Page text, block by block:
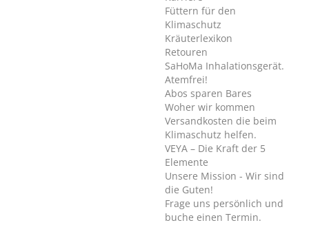
Füttern für den
Klimaschutz
Kräuterlexikon
Retouren
SaHoMa Inhalationsgerät.
Atemfrei!
Abos sparen Bares
Woher wir kommen
Versandkosten die beim
Klimaschutz helfen.
VEYA – Die Kraft der 5
Elemente
Unsere Mission - Wir sind
die Guten!
Frage uns persönlich und
buche einen Termin.